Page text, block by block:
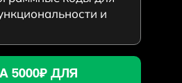
и
5000₽ ДЛЯ